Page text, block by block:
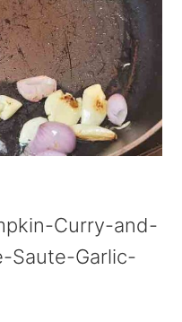
Curry-and-
Saute-Garlic-